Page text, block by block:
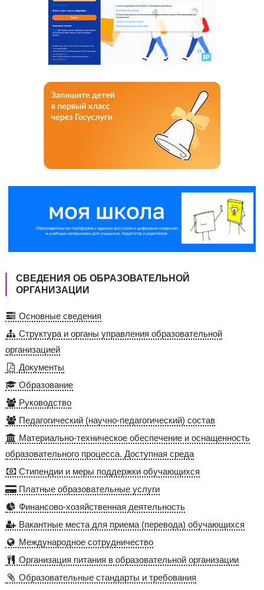
СВЕДЕНИЯ ОБ ОБРАЗОВАТЕЛЬНОЙ
ОРГАНИЗАЦИИ
Основные сведения
Структура и органы управления образовательной
организацией
Документы
Образование
Руководство
Педагогический (научно-педагогический) состав
Материально-техническое обеспечение и оснащенность
образовательного процесса. Доступная среда
Стипендии и меры поддержки обучающихся
Платные образовательные услуги
Финансово-хозяйственная деятельность
Вакантные места для приема (перевода) обучающихся
Международное сотрудничество
Организация питания в образовательной организации
Образовательные стандарты и требования